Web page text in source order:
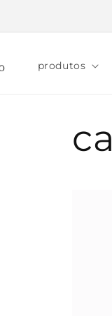
produtos